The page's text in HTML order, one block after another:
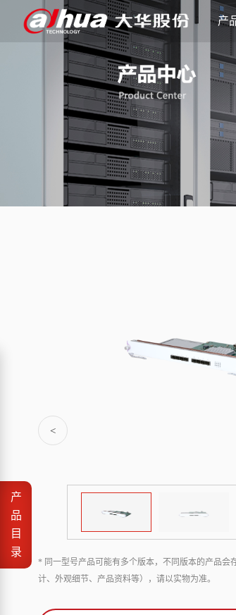
产
<
* 同一型号产品可能有多个版本，不同版本的产品会
计、外观细节、产品资料等），请以实物为准。
产
品
目
录